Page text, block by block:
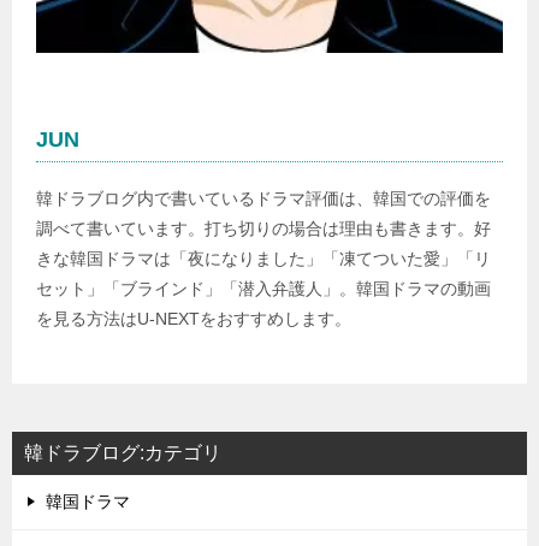
JUN
韓ドラブログ内で書いているドラマ評価は、韓国での評価を
調べて書いています。打ち切りの場合は理由も書きます。好
きな韓国ドラマは「夜になりました」「凍てついた愛」「リ
セット」「ブラインド」「潜入弁護人」。韓国ドラマの動画
を見る方法はU-NEXTをおすすめします。
韓ドラブログ:カテゴリ
韓国ドラマ